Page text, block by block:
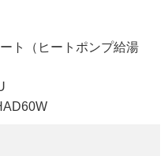
（ヒートポンプ給湯